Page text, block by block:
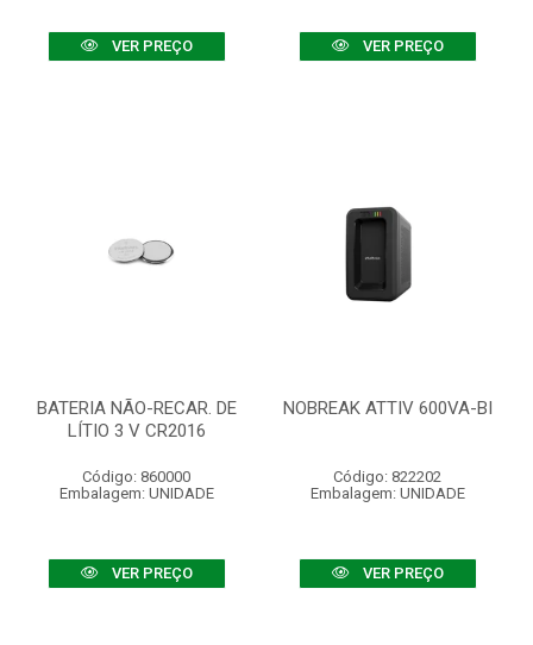
VER PREÇO VER PREÇO
BATERIA NÃO-RECAR. DE
LÍTIO 3 V CR2016
Código: 860000
Embalagem: UNIDADE
VER PREÇO
NOBREAK ATTIV 600VA-BI
Código: 822202
Embalagem: UNIDADE
VER PREÇO